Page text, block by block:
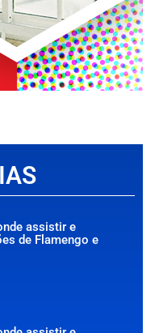
assistir e
de Flamengo e